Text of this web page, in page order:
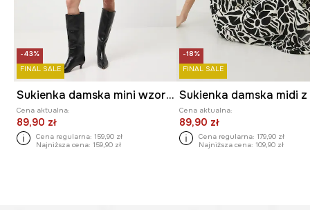
-43%
FINAL SALE
Sukienka damska mini wzorzysta
Cena aktualna:
89,90 zł
Cena regularna: 159,90 zł
Najniższa cena: 159,90 zł
-18%
FINAL SALE
Cena aktualna:
89,90 zł
Cena regularna: 179,90 zł
Najniższa cena: 109,90 zł